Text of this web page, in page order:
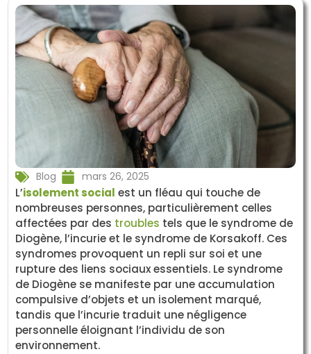
Blog mars 26, 2025
L’isolement social est un fléau qui touche de
nombreuses personnes, particulièrement celles
affectées par des troubles tels que le syndrome de
Diogène, l’incurie et le syndrome de Korsakoff. Ces
syndromes provoquent un repli sur soi et une
rupture des liens sociaux essentiels. Le syndrome
de Diogène se manifeste par une accumulation
compulsive d’objets et un isolement marqué,
tandis que l’incurie traduit une négligence
personnelle éloignant l’individu de son
environnement.